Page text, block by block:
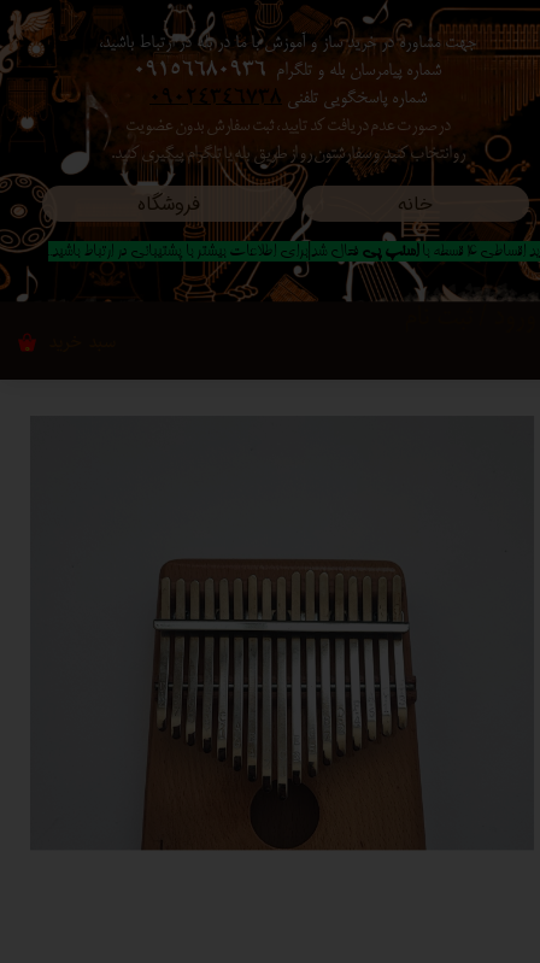
خانه فروشگاه
جهت مشاوره در خرید ساز و آموزش با ما در بله در ارتباط باشید،
شماره پیامرسان بله و تلگرام 09156680936
شماره پاسخگویی تلفنی 09024346738
در صورت عدم دریافت کد تایید ، ثبت سفارش بدون عضویت
رو انتخاب کنید ​​​​​​​ و سفارشتون رو از طریق بله یا تلگرام پیگیری کنید.
۰
حساب کاربری من
تغییر گذر واژه
سفارشات
خروج از حساب کاربری
اقساطی 4 قسطه با اسنپ پی فعال شد|برای اطلاعات بیشتر با پشتیبانی در ارتباط باشید..